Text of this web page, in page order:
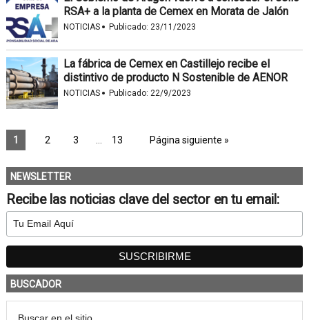
RSA+ a la planta de Cemex en Morata de Jalón
NOTICIAS · Publicado: 23/11/2023
La fábrica de Cemex en Castillejo recibe el
distintivo de producto N Sostenible de AENOR
NOTICIAS · Publicado: 22/9/2023
1 2 3 13 Página siguiente »
NEWSLETTER
Recibe las noticias clave del sector en tu email:
BUSCADOR